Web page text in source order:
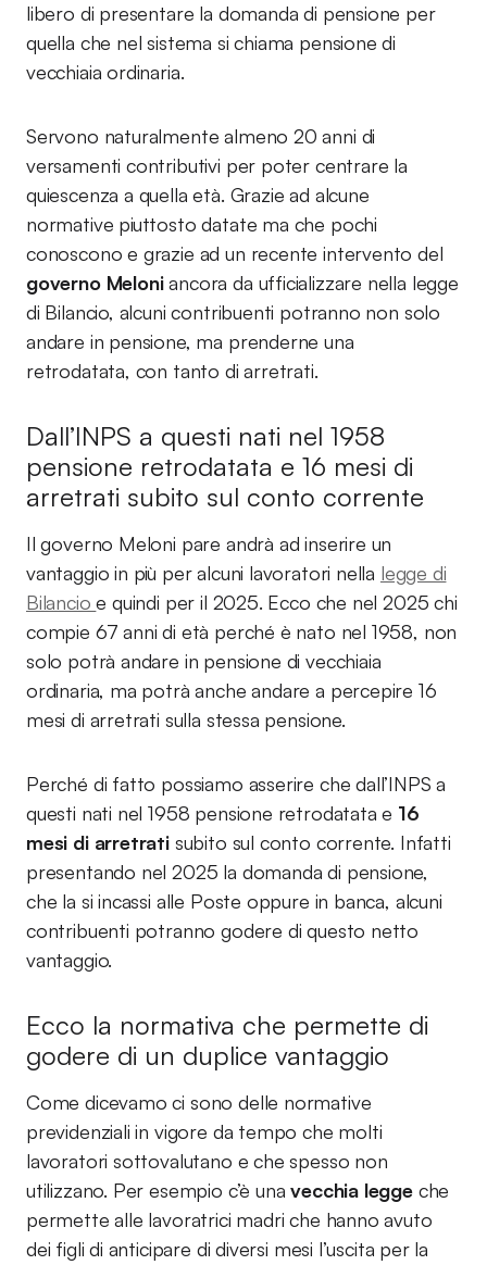
libero di presentare la domanda di pensione per
quella che nel sistema si chiama pensione di
vecchiaia ordinaria.
Servono naturalmente almeno 20 anni di
versamenti contributivi per poter centrare la
quiescenza a quella età. Grazie ad alcune
normative piuttosto datate ma che pochi
conoscono e grazie ad un recente intervento del
governo Meloniancora da ufficializzare nella legge
di Bilancio, alcuni contribuenti potranno non solo
andare in pensione, ma prenderne una
retrodatata, con tanto di arretrati.
Dall’INPS a questi nati nel 1958
pensione retrodatata e 16 mesi di
arretrati subito sul conto corrente
Il governo Meloni pare andrà ad inserire un
vantaggio in più per alcuni lavoratori nella legge di
Bilancioe quindi per il 2025. Ecco che nel 2025 chi
compie 67 anni di età perché è nato nel 1958, non
solo potrà andare in pensione di vecchiaia
ordinaria, ma potrà anche andare a percepire 16
mesi di arretrati sulla stessa pensione.
Perché di fatto possiamo asserire che dall’INPS a
questi nati nel 1958 pensione retrodatata e 16
mesi di arretrati subito sul conto corrente. Infatti
presentando nel 2025 la domanda di pensione,
che la si incassi alle Poste oppure in banca, alcuni
contribuenti potranno godere di questo netto
vantaggio.
Ecco la normativa che permette di
godere di un duplice vantaggio
Come dicevamo ci sono delle normative
previdenziali in vigore da tempo che molti
lavoratori sottovalutano e che spesso non
utilizzano. Per esempio c’è unavecchia leggeche
permette alle lavoratrici madri che hanno avuto
dei figli di anticipare di diversi mesi l’uscita per la